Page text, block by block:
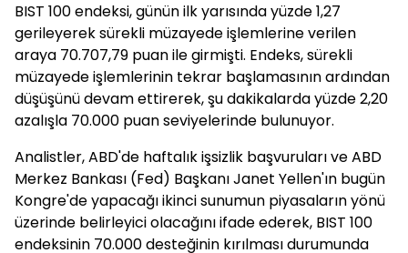
BIST 100 endeksi, günün ilk yarısında yüzde 1,27
gerileyerek sürekli müzayede işlemlerine verilen
araya 70.707,79 puan ile girmişti. Endeks, sürekli
müzayede işlemlerinin tekrar başlamasının ardından
düşüşünü devam ettirerek, şu dakikalarda yüzde 2,20
azalışla 70.000 puan seviyelerinde bulunuyor.
Analistler, ABD'de haftalık işsizlik başvuruları ve ABD
Merkez Bankası (Fed) Başkanı Janet Yellen'ın bugün
Kongre'de yapacağı ikinci sunumun piyasaların yönü
üzerinde belirleyici olacağını ifade ederek, BIST 100
endeksinin 70.000 desteğinin kırılması durumunda